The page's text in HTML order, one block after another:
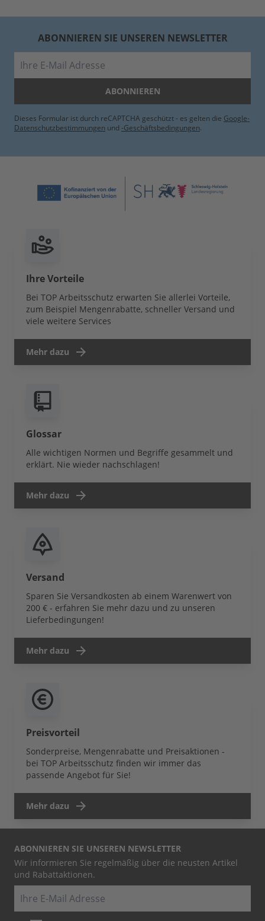
ABONNIEREN SIE UNSEREN NEWSLETTER
ABONNIEREN
Dieses Formular ist durch reCAPTCHA geschützt - es gelten die Google-
Datenschutzbestimmungen und -Geschäftsbedingungen.
Ihre Vorteile
Bei TOP Arbeitsschutz erwarten Sie allerlei Vorteile,
zum Beispiel Mengenrabatte, schneller Versand und
viele weitere Services
Mehr dazu
Glossar
Alle wichtigen Normen und Begriffe gesammelt und
erklärt. Nie wieder nachschlagen!
Mehr dazu
Versand
Sparen Sie Versandkosten ab einem Warenwert von
200 € - erfahren Sie mehr dazu und zu unseren
Lieferbedingungen!
Mehr dazu
Preisvorteil
Sonderpreise, Mengenrabatte und Preisaktionen -
bei TOP Arbeitsschutz finden wir immer das
passende Angebot für Sie!
Mehr dazu
ABONNIEREN SIE UNSEREN NEWSLETTER
Wir informieren Sie regelmäßig über die neusten Artikel
und Rabattaktionen.